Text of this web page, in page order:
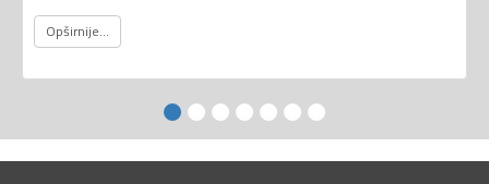
Opširnije...